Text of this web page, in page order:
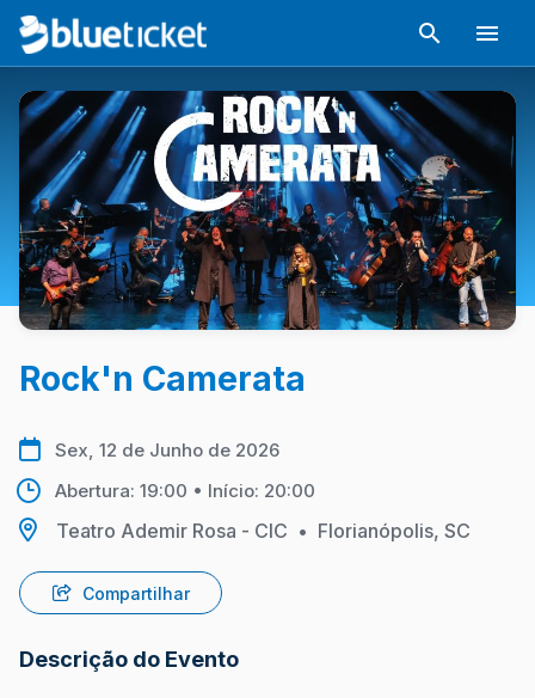
Rock'n Camerata
Sex, 12 de Junho de 2026
Abertura: 19:00 • Início: 20:00
Teatro Ademir Rosa - CIC • Florianópolis, SC
Compartilhar
Descrição do Evento